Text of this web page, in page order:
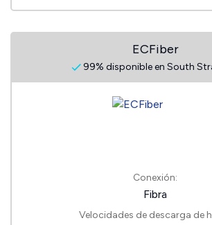
ECFiber
99% disponible en South
Conexión:
Fibra
Velocidades de descarga de